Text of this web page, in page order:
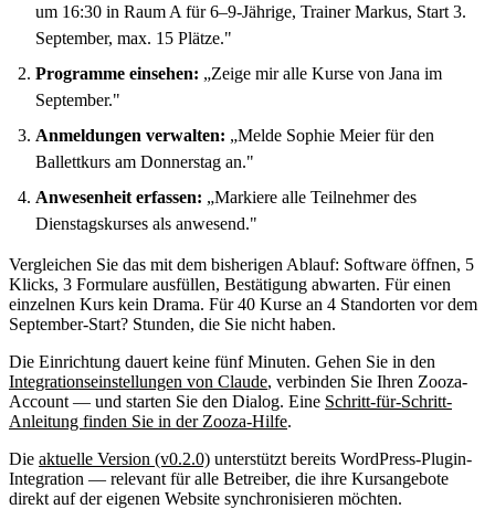
um 16:30 in Raum A für 6–9-Jährige, Trainer Markus, Start 3.
September, max. 15 Plätze."
Programme einsehen: „Zeige mir alle Kurse von Jana im
September."
Anmeldungen verwalten: „Melde Sophie Meier für den
Ballettkurs am Donnerstag an."
Anwesenheit erfassen: „Markiere alle Teilnehmer des
Dienstagskurses als anwesend."
Vergleichen Sie das mit dem bisherigen Ablauf: Software öffnen, 5
Klicks, 3 Formulare ausfüllen, Bestätigung abwarten. Für einen
einzelnen Kurs kein Drama. Für 40 Kurse an 4 Standorten vor dem
September-Start? Stunden, die Sie nicht haben.
Die Einrichtung dauert keine fünf Minuten. Gehen Sie in den
Integrationseinstellungen von Claude, verbinden Sie Ihren Zooza-
Account — und starten Sie den Dialog. Eine Schritt-für-Schritt-
Anleitung finden Sie in der Zooza-Hilfe.
Die aktuelle Version (v0.2.0) unterstützt bereits WordPress-Plugin-
Integration — relevant für alle Betreiber, die ihre Kursangebote
direkt auf der eigenen Website synchronisieren möchten.